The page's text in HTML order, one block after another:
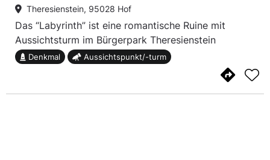
Theresienstein, 95028 Hof
Das “Labyrinth” ist eine romantische Ruine mit
Aussichtsturm im Bürgerpark Theresienstein
Denkmal Aussichtspunkt/-turm